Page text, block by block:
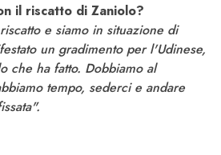
il riscatto di Zaniolo?
e siamo in situazione di
un gradimento per l'Udinese,
che ha fatto. Dobbiamo al
tempo, sederci e andare